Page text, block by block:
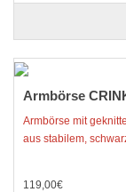
Armbörse
Armbörse mit
aus stabilem,
119,00€